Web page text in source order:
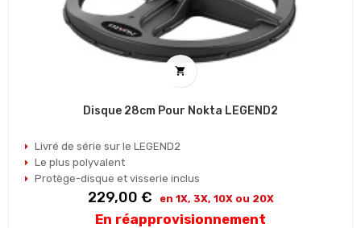

Disque 28cm Pour Nokta LEGEND2
Livré de série sur le LEGEND2
Le plus polyvalent
Protège-disque et visserie inclus
Prix
229,00 € en 1X, 3X, 10X ou 20X
En réapprovisionnement